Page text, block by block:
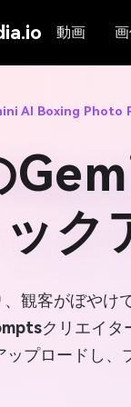
動画
AI Boxing Photo
ク
、観客がぼや
クリエイタ
ップロードし